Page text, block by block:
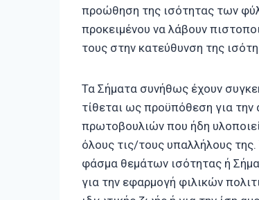
προώθηση της ισότητας των
προκειμένου να λάβουν
τους στην κατεύθυνση της
Τα Σήματα συνήθως έχουν
τίθεται ως προϋπόθεση για
πρωτοβουλιών που ήδη
όλους τις/τους υπαλλήλους
φάσμα θεμάτων ισότητας ή
για την εφαρμογή φιλικών